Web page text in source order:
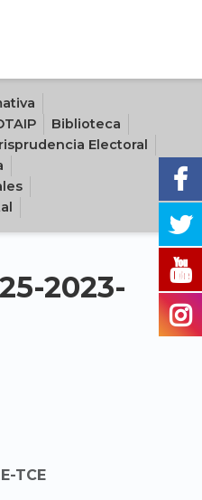
Biblioteca
Electoral
2023-
TCE